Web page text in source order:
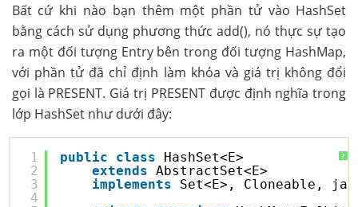
Bất cứ khi nào bạn thêm một phần tử vào HashSet
bằng cách sử dụng phương thức add(), nó thực sự tạo
ra một đối tượng Entry bên trong đối tượng HashMap,
với phần tử đã chỉ định làm khóa và giá trị không đổi
gọi là PRESENT. Giá trị PRESENT được định nghĩa trong
lớp HashSet như dưới đây:
?
1
2
3
4
public class
HashSet<E>
extends
AbstractSet<E>
implements
Set<E>, Cloneable,